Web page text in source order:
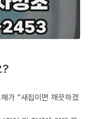
가 “새집이면 깨끗하겠